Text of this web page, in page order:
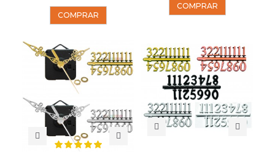
COMPRAR
COMPRAR